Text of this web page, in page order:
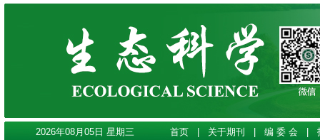
2026年08月05日 星期三 首页 关于期刊 编 委 会